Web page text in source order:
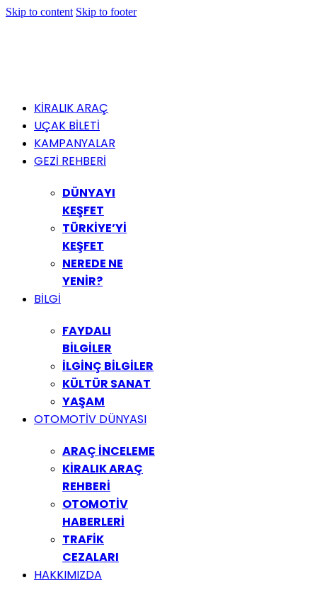
Skip to content Skip to footer
KİRALIK ARAÇ
UÇAK BİLETİ
KAMPANYALAR
GEZİ REHBERİ
DÜNYAYI
KEŞFET
TÜRKİYE’Yİ
KEŞFET
NEREDE NE
YENİR?
BİLGİ
FAYDALI
BİLGİLER
İLGİNÇ BİLGİLER
KÜLTÜR SANAT
YAŞAM
OTOMOTİV DÜNYASI
ARAÇ İNCELEME
KİRALIK ARAÇ
REHBERİ
OTOMOTİV
HABERLERİ
TRAFİK
CEZALARI
HAKKIMIZDA